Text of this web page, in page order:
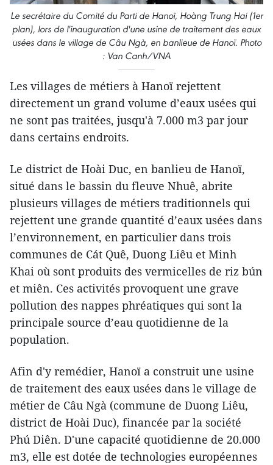
Le secrétaire du Comité du Parti de Hanoï, Hoàng Trung Hai (1er
plan), lors de l'inauguration d'une usine de traitement des eaux
usées dans le village de Câu Ngà, en banlieue de Hanoï. Photo
: Van Canh/VN​A
Les villages de métiers à Hanoï rejettent
directement un grand volume d’eaux usées qui
ne sont pas traitées, jusqu'à 7.000 m3 par jour
dans certains endroits.
Le district de Hoài Duc, en banlieu de Hanoï,
situé dans le bassin du fleuve Nhuê, abrite
plusieurs villages de métiers traditionnels qui
rejettent une grande quantité d’eaux usées dans
l’environnement, en particulier dans trois
communes de Cát Quê, Duong Liêu et Minh
Khai où sont produits des vermicelles de riz bún
et miên. Ces activités provoquent une grave
pollution des nappes phréatiques qui sont la
principale source d’eau quotidienne de la
population.
Afin d'y remédier, Hanoï a construit une usine
de traitement des eaux usées dans le village de
métier de Câu Ngà (commune de Duong Liêu,
district de Hoài Duc), financée par la société
Phú Diên. D'une capacité quotidienne de 20.000
m3, elle est dotée de technologies européennes